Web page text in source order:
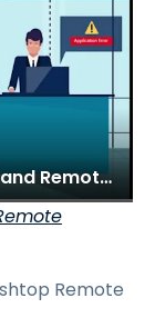
Splashtop SOS: The Best On-Demand Remote Support Solution
Remote